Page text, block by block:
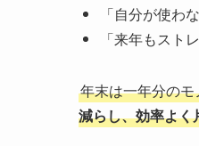
「自分が使わ
「来年もスト
年末は一年分の
減らし、効率よく